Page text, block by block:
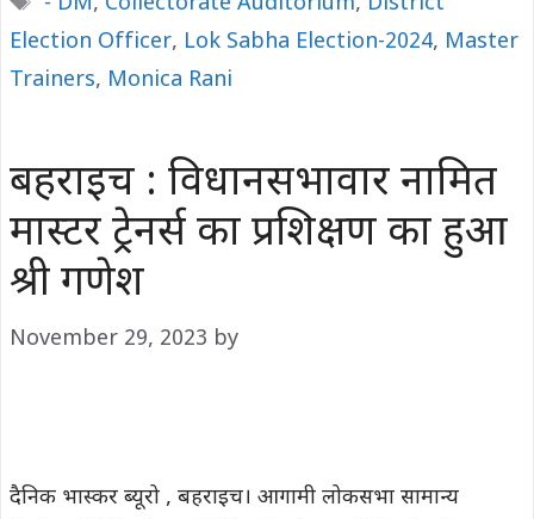
Election Officer, Lok Sabha Election-2024, Master
Trainers, Monica Rani
बहराइच : विधानसभावार नामित
मास्टर ट्रेनर्स का प्रशिक्षण का हुआ
श्री गणेश
November 29, 2023 by
दैनिक भास्कर ब्यूरो , बहराइच। आगामी लोकसभा सामान्य